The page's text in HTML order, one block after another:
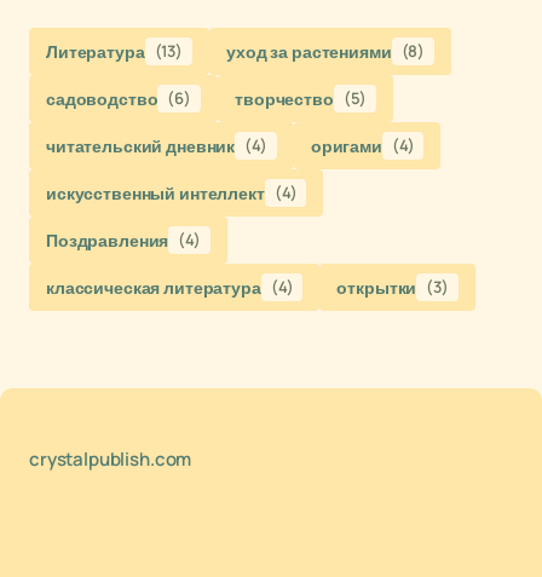
Литература (13) уход за растениями (8)
садоводство (6) творчество (5)
читательский дневник (4) оригами (4)
искусственный интеллект (4)
Поздравления (4)
классическая литература (4) открытки (3)
crystalpublish.com